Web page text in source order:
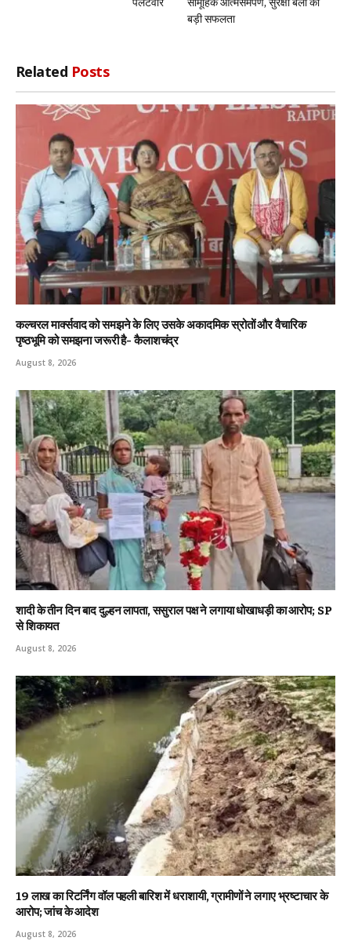
बड़ी सफलता
Related Posts
कल्चरल मार्क्सवाद को समझने के लिए उसके अकादमिक स्रोतों और वैचारिक
पृष्ठभूमि को समझना जरूरी है- कैलाशचंद्र
August 8, 2026
शादी के तीन दिन बाद दुल्हन लापता, ससुराल पक्ष ने लगाया धोखाधड़ी का आरोप; SP
से शिकायत
August 8, 2026
19 लाख का रिटर्निंग वॉल पहली बारिश में धराशायी, ग्रामीणों ने लगाए भ्रष्टाचार के
आरोप; जांच के आदेश
August 8, 2026